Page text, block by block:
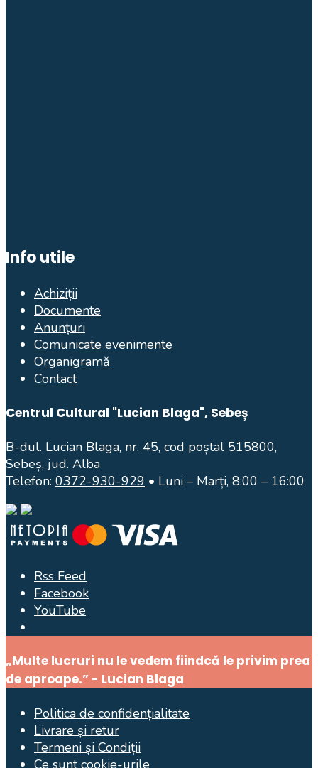
Info utile
Achiziții
Documente
Anunțuri
Comunicate evenimente
Organigramă
Contact
Centrul Cultural "Lucian Blaga", Sebeș
B-dul. Lucian Blaga, nr. 45, cod poștal 515800,
Sebeș, jud. Alba
Telefon: 0372-930-929 • Luni – Marți, 8:00 – 16:00
Rss Feed
Facebook
YouTube
Window
„Multe lucruri nu le vedem fiindcă le privim prea
de aproape.” - Lucian Blaga
Politica de confidențialitate
Livrare și retur
Termeni și Condiții
Ce sunt cookie-urile